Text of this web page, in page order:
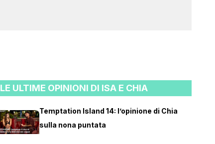
LE ULTIME OPINIONI DI ISA E CHIA
Temptation Island 14: l’opinione di Chia
sulla nona puntata